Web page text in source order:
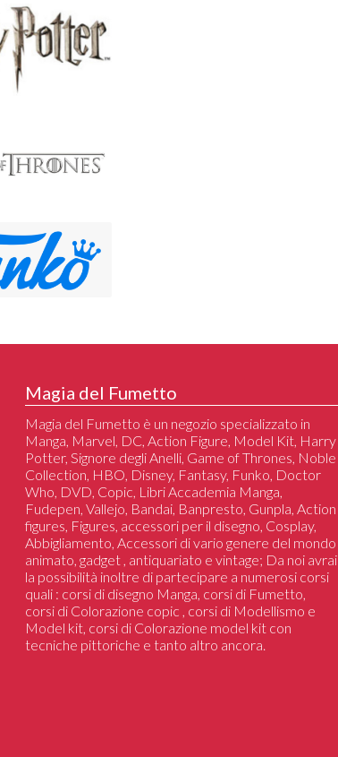
Magia del Fumetto
Magia del Fumetto è un negozio specializzato in
Manga, Marvel, DC, Action Figure, Model Kit, Harry
Potter, Signore degli Anelli, Game of Thrones, Noble
Collection, HBO, Disney, Fantasy, Funko, Doctor
Who, DVD, Copic, Libri Accademia Manga,
Fudepen, Vallejo, Bandai, Banpresto, Gunpla, Action
figures, Figures, accessori per il disegno, Cosplay,
Abbigliamento, Accessori di vario genere del mondo
animato, gadget , antiquariato e vintage; Da noi avrai
la possibilità inoltre di partecipare a numerosi corsi
quali : corsi di disegno Manga, corsi di Fumetto,
corsi di Colorazione copic , corsi di Modellismo e
Model kit, corsi di Colorazione model kit con
tecniche pittoriche e tanto altro ancora.